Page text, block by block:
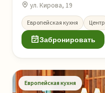
ул. Кирова, 19
Европейская кухня Центр
Забронировать
Европейская кухня